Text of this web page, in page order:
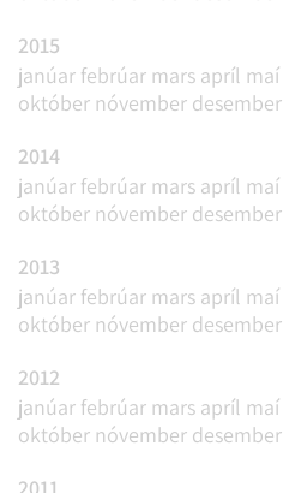
2015
janúar febrúar mars apríl maí
október nóvember desember
2014
janúar febrúar mars apríl maí
október nóvember desember
2013
janúar febrúar mars apríl maí
október nóvember desember
2012
janúar febrúar mars apríl maí
október nóvember desember
2011